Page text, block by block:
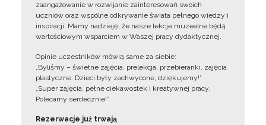
zaangażowanie w rozwijanie zainteresowań swoich
uczniów oraz wspólne odkrywanie świata pełnego wiedzy i
inspiracji. Mamy nadzieję, że nasze lekcje muzealne będą
wartościowym wsparciem w Waszej pracy dydaktycznej.
Opinie uczestników mówią same za siebie:
„Byliśmy – świetne zajęcia, prelekcja, przebieranki, zajęcia
plastyczne. Dzieci były zachwycone, dziękujemy!”
„Super zajęcia, pełne ciekawostek i kreatywnej pracy.
Polecamy serdecznie!”
Rezerwacje już trwają